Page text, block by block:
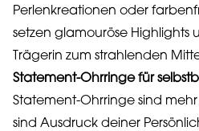
Perlenkreationen oder
setzen glamouröse Highlights
Trägerin zum strahlenden
Statement-Ohrringe für
Statement-Ohrringe sind mehr
sind Ausdruck deiner